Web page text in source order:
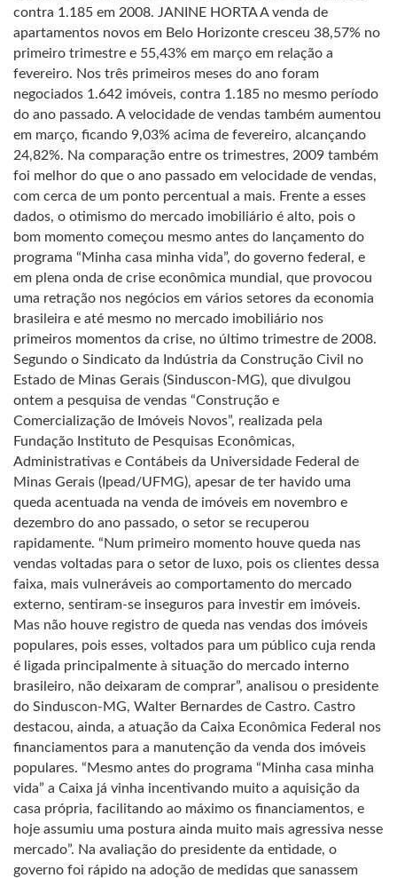
contra 1.185 em 2008. JANINE HORTA A venda de
apartamentos novos em Belo Horizonte cresceu 38,57% no
primeiro trimestre e 55,43% em março em relação a
fevereiro. Nos três primeiros meses do ano foram
negociados 1.642 imóveis, contra 1.185 no mesmo período
do ano passado. A velocidade de vendas também aumentou
em março, ficando 9,03% acima de fevereiro, alcançando
24,82%. Na comparação entre os trimestres, 2009 também
foi melhor do que o ano passado em velocidade de vendas,
com cerca de um ponto percentual a mais. Frente a esses
dados, o otimismo do mercado imobiliário é alto, pois o
bom momento começou mesmo antes do lançamento do
programa “Minha casa minha vida”, do governo federal, e
em plena onda de crise econômica mundial, que provocou
uma retração nos negócios em vários setores da economia
brasileira e até mesmo no mercado imobiliário nos
primeiros momentos da crise, no último trimestre de 2008.
Segundo o Sindicato da Indústria da Construção Civil no
Estado de Minas Gerais (Sinduscon-MG), que divulgou
ontem a pesquisa de vendas “Construção e
Comercialização de Imóveis Novos”, realizada pela
Fundação Instituto de Pesquisas Econômicas,
Administrativas e Contábeis da Universidade Federal de
Minas Gerais (Ipead/UFMG), apesar de ter havido uma
queda acentuada na venda de imóveis em novembro e
dezembro do ano passado, o setor se recuperou
rapidamente. “Num primeiro momento houve queda nas
vendas voltadas para o setor de luxo, pois os clientes dessa
faixa, mais vulneráveis ao comportamento do mercado
externo, sentiram-se inseguros para investir em imóveis.
Mas não houve registro de queda nas vendas dos imóveis
populares, pois esses, voltados para um público cuja renda
é ligada principalmente à situação do mercado interno
brasileiro, não deixaram de comprar”, analisou o presidente
do Sinduscon-MG, Walter Bernardes de Castro. Castro
destacou, ainda, a atuação da Caixa Econômica Federal nos
financiamentos para a manutenção da venda dos imóveis
populares. “Mesmo antes do programa “Minha casa minha
vida” a Caixa já vinha incentivando muito a aquisição da
casa própria, facilitando ao máximo os financiamentos, e
hoje assumiu uma postura ainda muito mais agressiva nesse
mercado”. Na avaliação do presidente da entidade, o
governo foi rápido na adoção de medidas que sanassem